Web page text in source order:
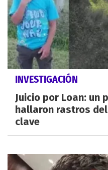
INVESTIGACIÓN
Juicio por Loan: un
hallaron rastros
clave